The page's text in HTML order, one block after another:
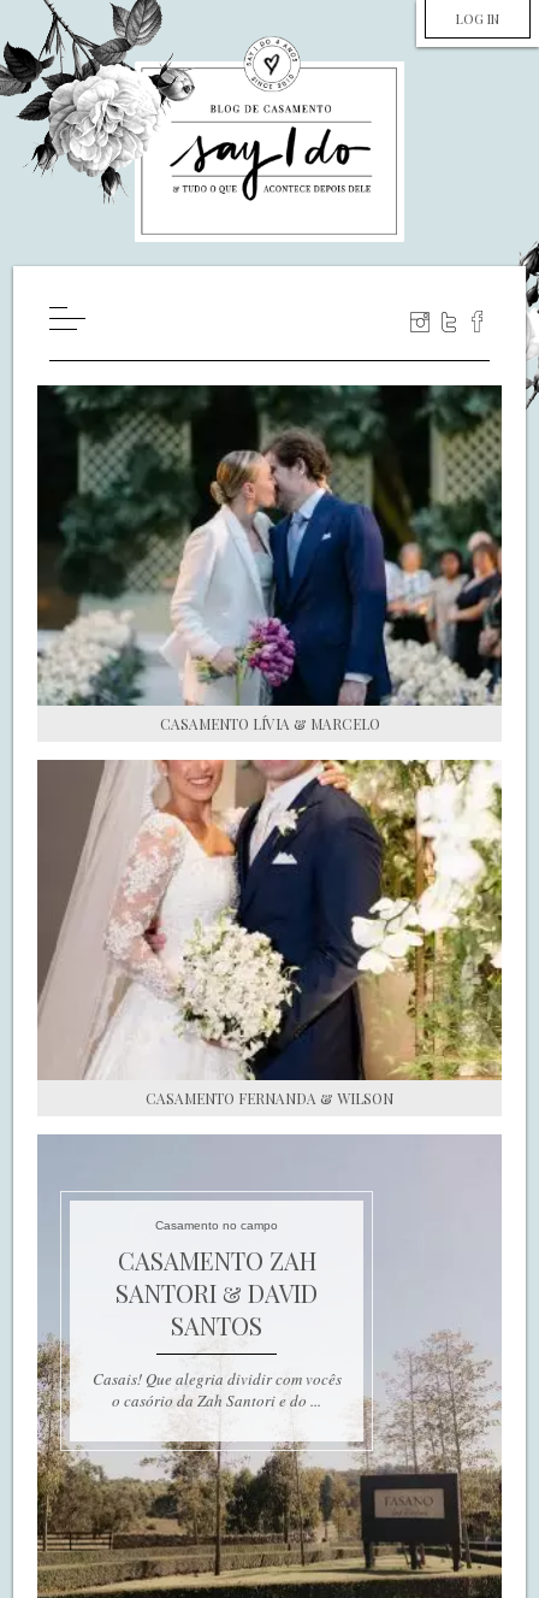
LOG IN
WILL YOU MARRY ME?
LUA DE MEL
COZINHA
DECORAÇÃO
DE NOIVA PRA NOIVA
S.O.S CASADAS
FALE COM O SAY I DO
CASAMENTO LÍVIA & MARCELO
CASAMENTO FERNANDA & WILSON
Casamento no campo
CASAMENTO ZAH
SANTORI & DAVID
SANTOS
Casais! Que alegria dividir com vocês
o casório da Zah Santori e do ...